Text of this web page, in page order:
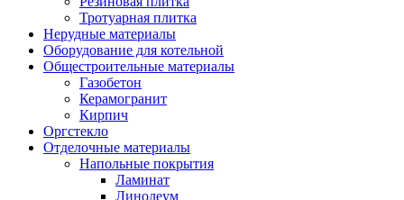
Тротуарная плитка
Нерудные материалы
Оборудование для котельной
Общестроительные материалы
Газобетон
Керамогранит
Кирпич
Оргстекло
Отделочные материалы
Напольные покрытия
Ламинат
Линолеум